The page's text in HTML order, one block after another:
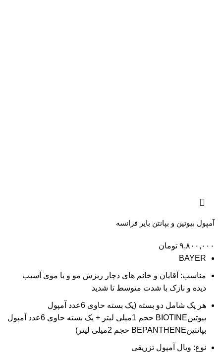
آمپول بیوتین و بپانتن بایر فرانسه
۹,۸۰۰,۰۰۰ تومان
BAYER
مناسب: آقایان و خانم های دچار ریزش مو و یا موی آسیب
دیده و نازک با شدت متوسط تا شدید
هر پک شامل دو بسته (یک بسته حاوی 6عدد آمپول
بیوتینBIOTINE حجم 1میلی لیتر + یک بسته حاوی 6عدد آمپول
بپانتینBEPANTHENE حجم 2میلی لیتر)
نوع: ویال آمپول تزریقی